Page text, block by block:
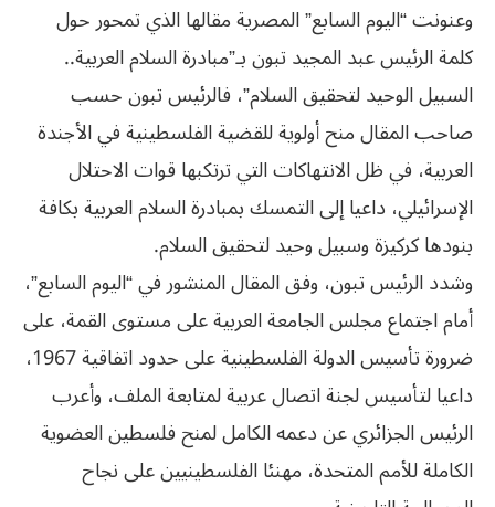
وعنونت “اليوم السابع” المصرية مقالها الذي تمحور حول
كلمة الرئيس عبد المجيد تبون بـ”مبادرة السلام العربية..
السبيل الوحيد لتحقيق السلام”، فالرئيس تبون حسب
صاحب المقال منح أولوية للقضية الفلسطينية في الأجندة
العربية، في ظل الانتهاكات التي ترتكبها قوات الاحتلال
الإسرائيلي، داعيا إلى التمسك بمبادرة السلام العربية بكافة
بنودها كركيزة وسبيل وحيد لتحقيق السلام.
وشدد الرئيس تبون، وفق المقال المنشور في “اليوم السابع”،
أمام اجتماع مجلس الجامعة العربية على مستوى القمة، على
ضرورة تأسيس الدولة الفلسطينية على حدود اتفاقية 1967،
داعيا لتأسيس لجنة اتصال عربية لمتابعة الملف، وأعرب
الرئيس الجزائري عن دعمه الكامل لمنح فلسطين العضوية
الكاملة للأمم المتحدة، مهنئا الفلسطينيين على نجاح